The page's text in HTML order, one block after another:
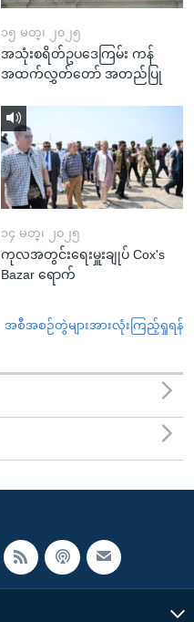
၁၅ မတ္၊ ၂၀၂၅
အသုံးစရိတ်ဥပဒေကြမ်း ကန်
အထက်လွှတ်တော် အတည်ပြု
၁၄ မတ္၊ ၂၀၂၅
ကုလအတွင်းရေးမှူးချုပ် Cox's
Bazar ရောက်
အစီအစဉ်တွဲများအားလုံးကြည့်ရှုရန်